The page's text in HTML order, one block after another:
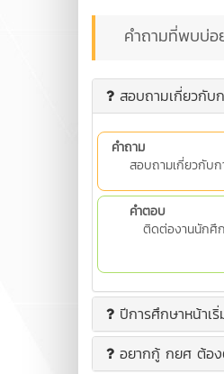
คำถามที่พบบ่อ
สอบถามเกี่ยวกับ
คำถาม
สอบถามเกี่ยวกับกา
คำตอบ
ติดต่องานนักศึก
ปีการศึกษาหน้าเ
อยากกู้ กยศ ต้อง